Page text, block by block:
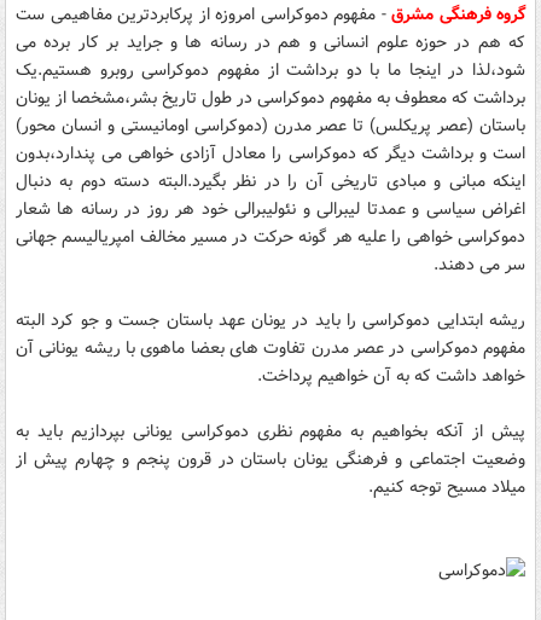
گروه فرهنگی مشرق- مفهوم دموکراسی امروزه از پرکابردترین مفاهیمی ست
که هم در حوزه علوم انسانی و هم در رسانه ها و جراید بر کار برده می
شود،لذا در اینجا ما با دو برداشت از مفهوم دموکراسی روبرو هستیم.یک
برداشت که معطوف به مفهوم دموکراسی در طول تاریخ بشر،مشخصا از یونان
باستان (عصر پریکلس) تا عصر مدرن (دموکراسی اومانیستی و انسان محور)
است و برداشت دیگر که دموکراسی را معادل آزادی خواهی می پندارد،بدون
اینکه مبانی و مبادی تاریخی آن را در نظر بگیرد.البته دسته دوم به دنبال
اغراض سیاسی و عمدتا لیبرالی و نئولیبرالی خود هر روز در رسانه ها شعار
دموکراسی خواهی را علیه هر گونه حرکت در مسیر مخالف امپریالیسم جهانی
سر می دهند.
ریشه ابتدایی دموکراسی را باید در یونان عهد باستان جست و جو کرد البته
مفهوم دموکراسی در عصر مدرن تفاوت های بعضا ماهوی با ریشه یونانی آن
خواهد داشت که به آن خواهیم پرداخت.
پیش از آنکه بخواهیم به مفهوم نظری دموکراسی یونانی بپردازیم باید به
وضعیت اجتماعی و فرهنگی یونان باستان در قرون پنجم و چهارم پیش از
میلاد مسیح توجه کنیم.